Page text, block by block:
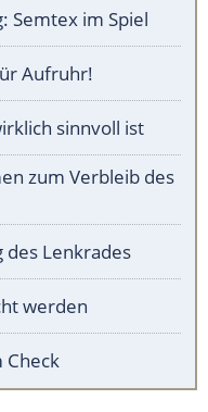
Semtex im Spiel
Aufruhr!
sinnvoll ist
zum Verbleib des
Lenkrades
werden
Check